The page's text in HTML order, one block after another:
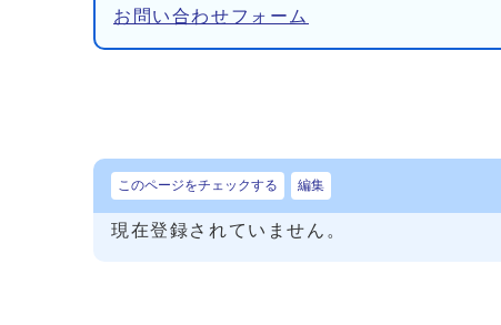
お問い合わせフォーム
このページをチェックする 編集
現在登録されていません。